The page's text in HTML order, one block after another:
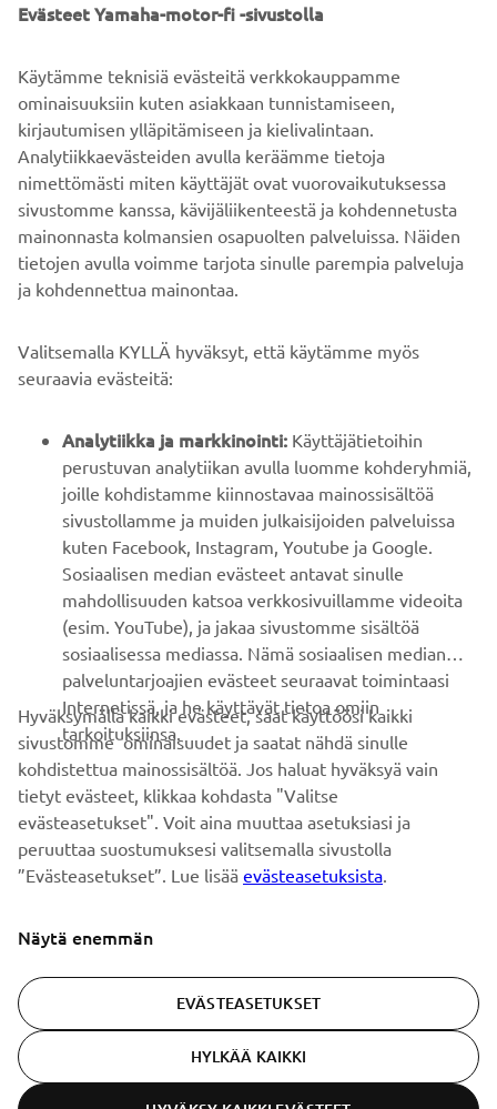
B2B
YAMAHA MUUALLA
ASIAKASTUKI
UUTISKIRJE
Ole ensimmäinen, joka kuulee uusimmista tarjouksista,
erikoistapahtumista, uusista julkaisuista ja paljon muuta...
TILAA
Lue tietosuojakäytäntömme saadaksesi tietää, miten
käsittelemme henkilötietojasi:
Tietosuoja ja evästeet -sivustolta
© Copyright - 2026 Yamaha Motor Europe N.V. - All Rights
Reserved
Evästeet Yamaha-motor-fi -sivustolla
Käytämme teknisiä evästeitä verkkokauppamme
ominaisuuksiin kuten asiakkaan tunnistamiseen,
kirjautumisen ylläpitämiseen ja kielivalintaan.
Analytiikkaevästeiden avulla keräämme tietoja
nimettömästi miten käyttäjät ovat vuorovaikutuksessa
sivustomme kanssa, kävijäliikenteestä ja kohdennetusta
mainonnasta kolmansien osapuolten palveluissa. Näiden
tietojen avulla voimme tarjota sinulle parempia palveluja
ja kohdennettua mainontaa.
Valitsemalla KYLLÄ hyväksyt, että käytämme myös
seuraavia evästeitä:
Analytiikka ja markkinointi: Käyttäjätietoihin
perustuvan analytiikan avulla luomme kohderyhmiä,
joille kohdistamme kiinnostavaa mainossisältöä
sivustollamme ja muiden julkaisijoiden palveluissa
kuten Facebook, Instagram, Youtube ja Google.
Sosiaalisen median evästeet antavat sinulle
mahdollisuuden katsoa verkkosivuillamme videoita
(esim. YouTube), ja jakaa sivustomme sisältöä
sosiaalisessa mediassa. Nämä sosiaalisen median
palveluntarjoajien evästeet seuraavat toimintaasi
Internetissä, ja he käyttävät tietoa omiin
tarkoituksiinsa.
Hyväksymällä kaikki evästeet, saat käyttöösi kaikki
sivustomme ominaisuudet ja saatat nähdä sinulle
kohdistettua mainossisältöä. Jos haluat hyväksyä vain
tietyt evästeet, klikkaa kohdasta "Valitse
evästeasetukset". Voit aina muuttaa asetuksiasi ja
peruuttaa suostumuksesi valitsemalla sivustolla
”Evästeasetukset”. Lue lisää evästeasetuksista.
Näytä enemmän
EVÄSTEASETUKSET
HYLKÄÄ KAIKKI